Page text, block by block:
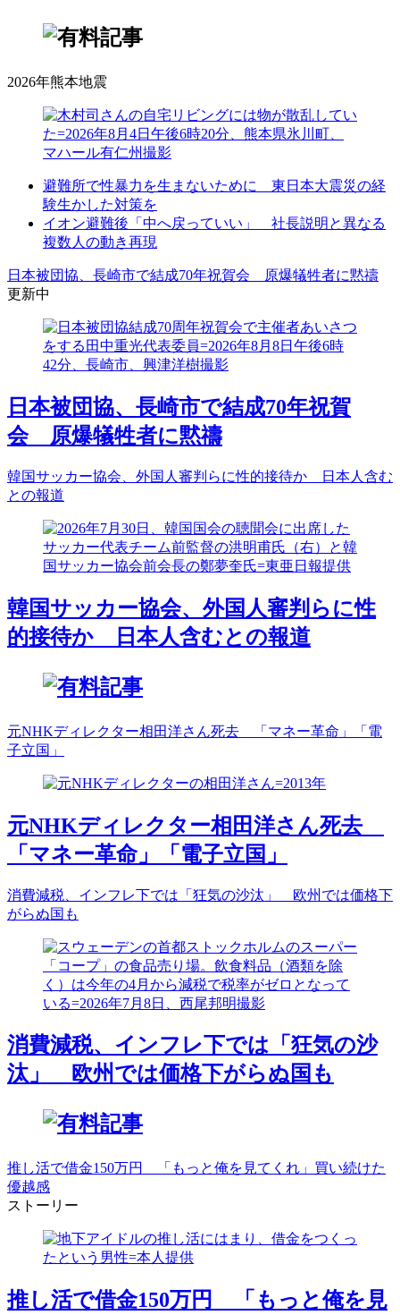
2026年熊本地震
避難所で性暴力を生まないために 東日本大震災の経
験生かした対策を
イオン避難後「中へ戻っていい」 社長説明と異なる
複数人の動き再現
日本被団協、長崎市で結成70年祝賀会 原爆犠牲者に黙禱
更新中
日本被団協、長崎市で結成70年祝賀
会 原爆犠牲者に黙禱
韓国サッカー協会、外国人審判らに性的接待か 日本人含む
との報道
韓国サッカー協会、外国人審判らに性
的接待か 日本人含むとの報道
元NHKディレクター相田洋さん死去 「マネー革命」「電
子立国」
元NHKディレクター相田洋さん死去
「マネー革命」「電子立国」
消費減税、インフレ下では「狂気の沙汰」 欧州では価格下
がらぬ国も
消費減税、インフレ下では「狂気の沙
汰」 欧州では価格下がらぬ国も
推し活で借金150万円 「もっと俺を見てくれ」買い続けた
優越感
ストーリー
推し活で借金150万円 「もっと俺を見